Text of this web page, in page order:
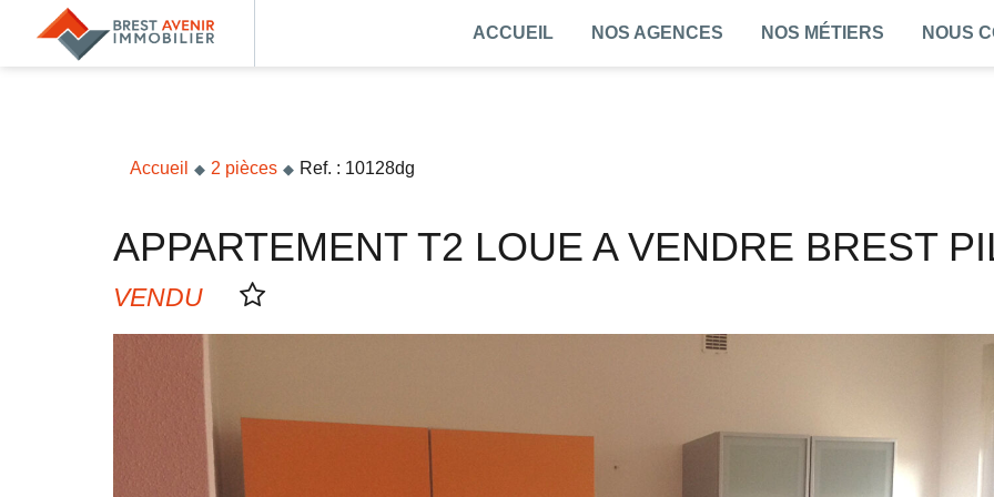
ACCUEIL NOS AGENCES NOS MÉTIERS
NOUS
Accueil
Nos agences
Nos métiers
Transactions immobilières
Gestion locative
Accueil 2 pièces Ref. : 10128dg
APPARTEMENT T2 LOUE A VENDRE BREST
VENDU